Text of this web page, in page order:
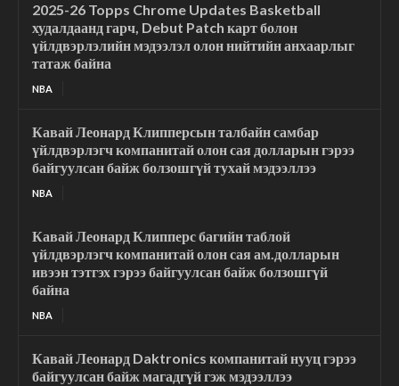
2025-26 Topps Chrome Updates Basketball
худалдаанд гарч, Debut Patch карт болон
үйлдвэрлэлийн мэдээлэл олон нийтийн анхаарлыг
татаж байна
NBA
Кавай Леонард Клипперсын талбайн самбар
үйлдвэрлэгч компанитай олон сая долларын гэрээ
байгуулсан байж болзошгүй тухай мэдээллээ
NBA
Кавай Леонард Клипперс багийн таблой
үйлдвэрлэгч компанитай олон сая ам.долларын
ивээн тэтгэх гэрээ байгуулсан байж болзошгүй
байна
NBA
Кавай Леонард Daktronics компанитай нууц гэрээ
байгуулсан байж магадгүй гэж мэдээллээ